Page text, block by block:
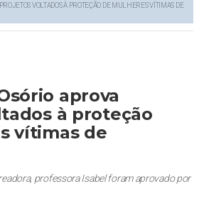
VOLTADOS À PROTEÇÃO DE MULHERES VÍTIMAS DE
aprova
à proteção
vítimas de
professora Isabel foram aprovado por